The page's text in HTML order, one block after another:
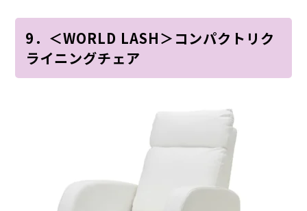
9．＜WORLD LASH＞コンパクトリク
ライニングチェア